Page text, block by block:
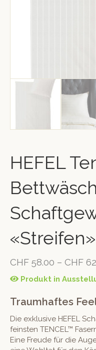
HEFEL
«Streifen»
CHF 58.00 – CHF
Produkt in
Traumhaftes
Die exklusive HEFEL
feinsten TENCEL™
Eine Freude für die